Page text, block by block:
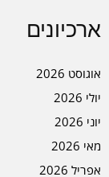
ארכיונים
אוגוסט 2026
יולי 2026
יוני 2026
מאי 2026
אפריל 2026